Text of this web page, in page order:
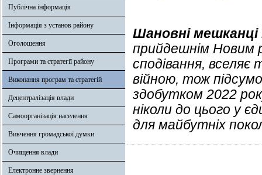
Публічна інформація
Інформація з установ району
Оголошення
Програми та стратегії району
Виконання програм та стратегій
Децентралізація влади
Самоорганізація населення
Вивчення громадської думки
Очищення влади
Електронне звернення
Шановні
прийдешнім Новим
сподівання, вселяє
війною, тож
здобутком 2022
ніколи до цього у
для майбутніх